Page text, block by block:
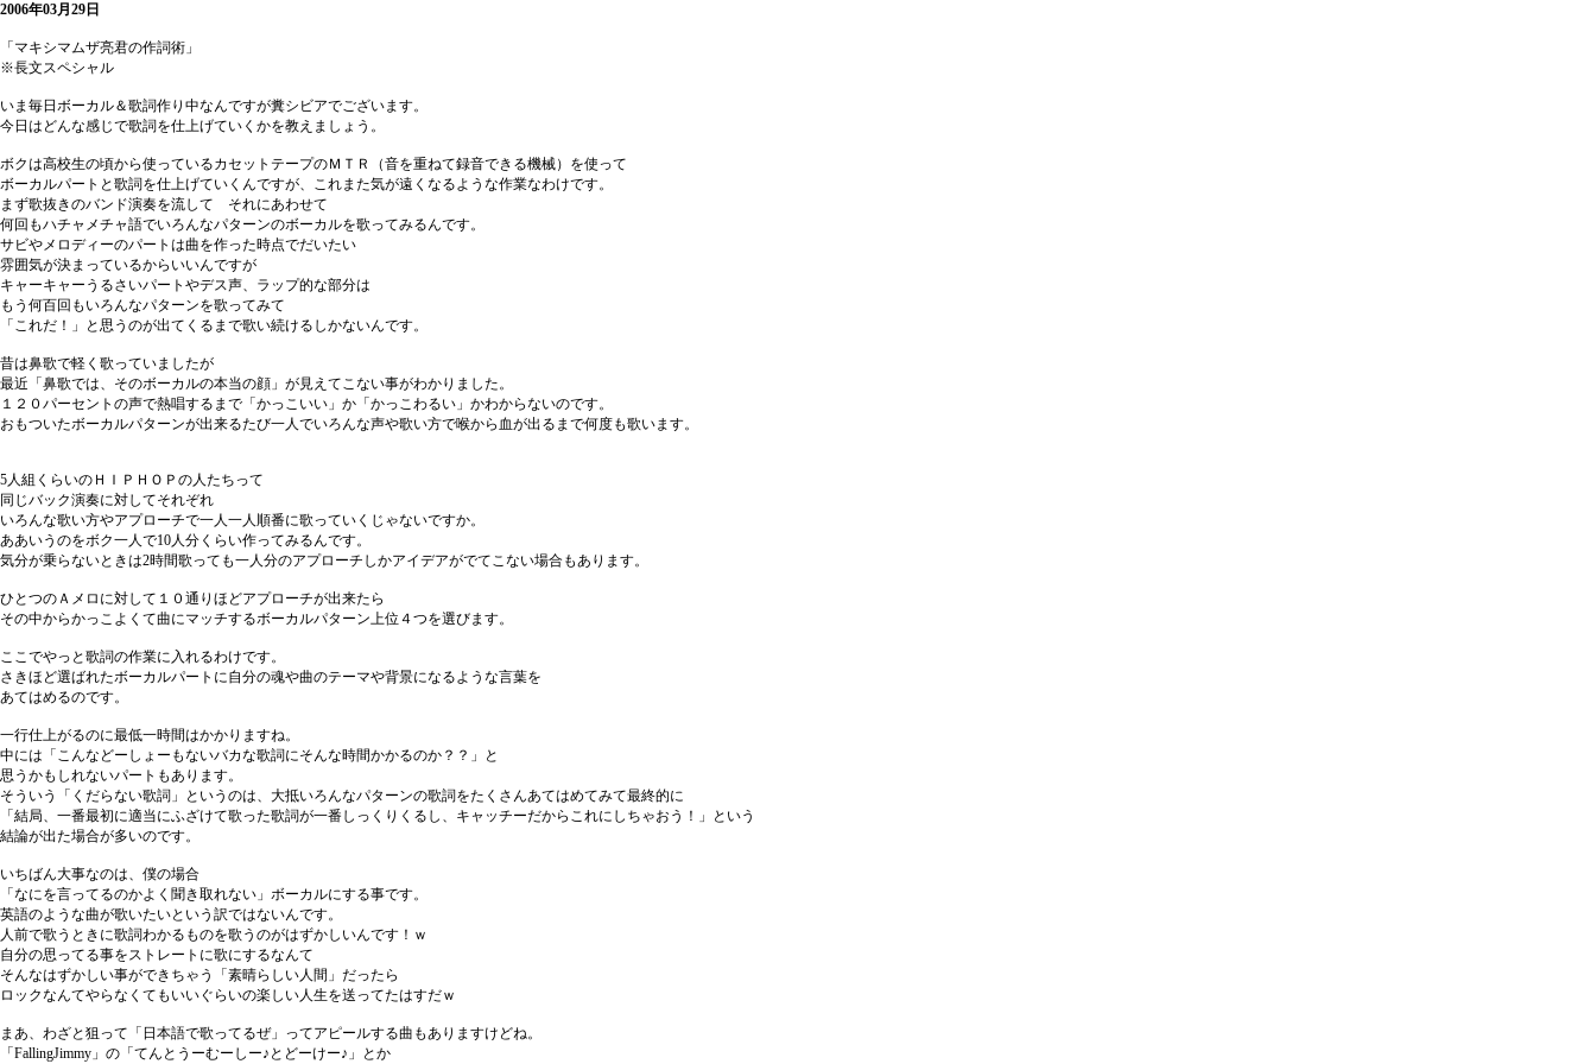
2006年03月29日
「マキシマムザ亮君の作詞術」
※長文スペシャル
いま毎日ボーカル＆歌詞作り中なんですが糞シビアでございます。
今日はどんな感じで歌詞を仕上げていくかを教えましょう。
ボクは高校生の頃から使っているカセットテープのＭＴＲ（音を重ねて録音できる機械）を使って
ボーカルパートと歌詞を仕上げていくんですが、これまた気が遠くなるような作業なわけです。
まず歌抜きのバンド演奏を流して それにあわせて
何回もハチャメチャ語でいろんなパターンのボーカルを歌ってみるんです。
サビやメロディーのパートは曲を作った時点でだいたい
雰囲気が決まっているからいいんですが
キャーキャーうるさいパートやデス声、ラップ的な部分は
もう何百回もいろんなパターンを歌ってみて
「これだ！」と思うのが出てくるまで歌い続けるしかないんです。
昔は鼻歌で軽く歌っていましたが
最近「鼻歌では、そのボーカルの本当の顔」が見えてこない事がわかりました。
１２０パーセントの声で熱唱するまで「かっこいい」か「かっこわるい」かわからないのです。
おもついたボーカルパターンが出来るたび一人でいろんな声や歌い方で喉から血が出るまで何度も歌います。
5人組くらいのＨＩＰＨＯＰの人たちって
同じバック演奏に対してそれぞれ
いろんな歌い方やアプローチで一人一人順番に歌っていくじゃないですか。
ああいうのをボク一人で10人分くらい作ってみるんです。
気分が乗らないときは2時間歌っても一人分のアプローチしかアイデアがでてこない場合もあります。
ひとつのＡメロに対して１０通りほどアプローチが出来たら
その中からかっこよくて曲にマッチするボーカルパターン上位４つを選びます。
ここでやっと歌詞の作業に入れるわけです。
さきほど選ばれたボーカルパートに自分の魂や曲のテーマや背景になるような言葉を
あてはめるのです。
一行仕上がるのに最低一時間はかかりますね。
中には「こんなどーしょーもないバカな歌詞にそんな時間かかるのか？？」と
思うかもしれないパートもあります。
そういう「くだらない歌詞」というのは、大抵いろんなパターンの歌詞をたくさんあてはめてみて最終的に
「結局、一番最初に適当にふざけて歌った歌詞が一番しっくりくるし、キャッチーだからこれにしちゃおう！」という
結論が出た場合が多いのです。
いちばん大事なのは、僕の場合
「なにを言ってるのかよく聞き取れない」ボーカルにする事です。
英語のような曲が歌いたいという訳ではないんです。
人前で歌うときに歌詞わかるものを歌うのがはずかしいんです！ｗ
自分の思ってる事をストレートに歌にするなんて
そんなはずかしい事ができちゃう「素晴らしい人間」だったら
ロックなんてやらなくてもいいぐらいの楽しい人生を送ってたはすだｗ
まあ、わざと狙って「日本語で歌ってるぜ」ってアピールする曲もありますけどね。
「FallingJimmy」の「てんとうーむーしー♪とどーけー♪」とか